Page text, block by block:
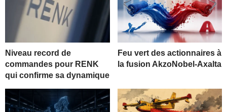
Niveau record de
commandes pour RENK
qui confirme sa dynamique
Feu vert des actionnaires à
la fusion AkzoNobel-Axalta